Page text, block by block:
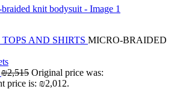
TOPS AND SHIRTS MICRO-BRAIDED
₪2,515 Original price was:
price is: ₪2,012.